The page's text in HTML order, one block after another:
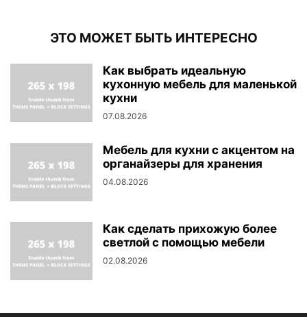
ЭТО МОЖЕТ БЫТЬ ИНТЕРЕСНО
Как выбрать идеальную
кухонную мебель для маленькой
кухни
07.08.2026
Мебель для кухни с акцентом на
органайзеры для хранения
04.08.2026
Как сделать прихожую более
светлой с помощью мебели
02.08.2026